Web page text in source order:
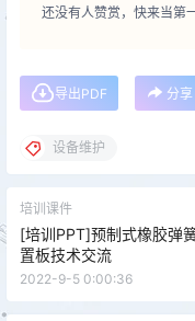
还没有人赞赏，快来当第
导出PDF 分享
设备维护
培训课件
[培训PPT]预制式橡胶弹
置板技术交流
2022-9-5 0:00:36